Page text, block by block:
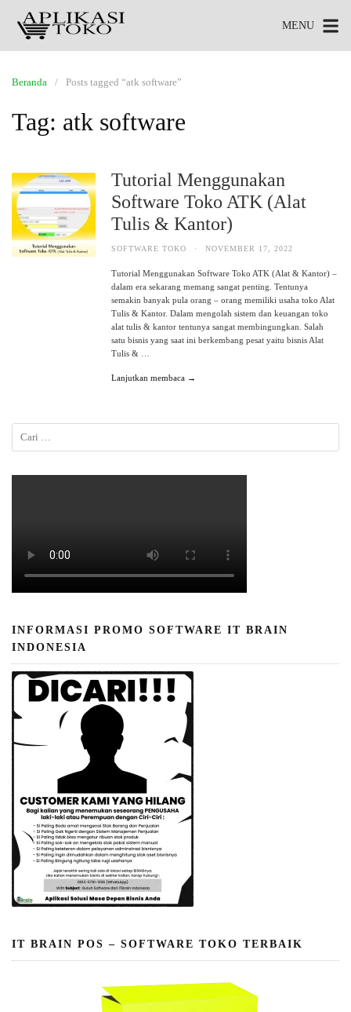
MENU
Beranda Posts tagged “atk software”
Tag: atk software
Tutorial Menggunakan
Software Toko ATK (Alat
Tulis & Kantor)
SOFTWARE TOKO · NOVEMBER 17, 2022
Tutorial Menggunakan Software Toko ATK (Alat & Kantor) –
dalam era sekarang memang sangat penting. Tentunya
semakin banyak pula orang – orang memiliki usaha toko Alat
Tulis & Kantor. Dalam mengolah sistem dan keuangan toko
alat tulis & kantor tentunya sangat membingungkan. Salah
satu bisnis yang saat ini berkembang pesat yaitu bisnis Alat
Tulis & …
Lanjutkan membaca →
INFORMASI PROMO SOFTWARE IT BRAIN
INDONESIA
IT BRAIN POS – SOFTWARE TOKO TERBAIK